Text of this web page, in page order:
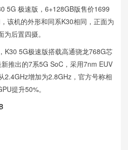
5G 极速版，6+128GB版售价1699
该机的外形和同系K30相同，正面为
后置四摄。
K30 5G极速版搭载高通骁龙768G芯
推出的7系5G SoC，采用7nm EUV
2.4GHz增加为2.8GHz，官方号称相
提升50%。